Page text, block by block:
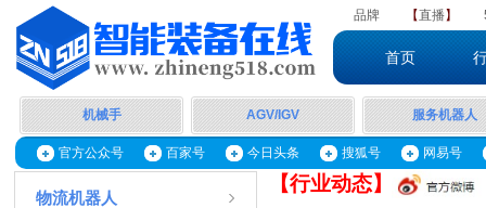
品牌 【直播】
首页
机械手 服务机器人
AGV/IGV
官方公众号 百家号 今日头条 搜狐号 网易号
【行业动态】
物流机器人